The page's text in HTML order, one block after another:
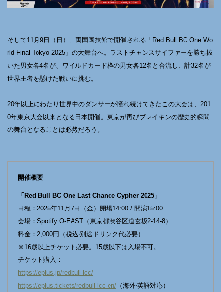
そして11月9日（日）、両国国技館で開催される「Red Bull BC One Wo
rld Final Tokyo 2025」の大舞台へ。ラストチャンスサイファーを勝ち抜
いた男女各4名が、ワイルドカード枠の男女各12名と合流し、計32名が
世界王者を懸けた戦いに挑む。
20年以上にわたり世界中のダンサーが憧れ続けてきたこの大会は、201
0年東京大会以来となる日本開催。東京が再びブレイキンの歴史的瞬間
の舞台となることは必然だろう。
開催概要
「Red Bull BC One Last Chance Cypher 2025」
⽇程：2025年11⽉7⽇（⾦）開場14:00 / 開演15:00
会場：Spotify O-EAST（東京都渋⾕区道⽞坂2-14-8）
料⾦：2,000円（税込‧別途ドリンク代必要）
※16歳以上チケット必要。15歳以下は⼊場不可。
チケット購⼊：
https://eplus.jp/redbull-lcc/
https://eplus.tickets/redbull-lcc-en/ （海外‧英語対応）